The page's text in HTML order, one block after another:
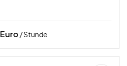
Euro / Stunde